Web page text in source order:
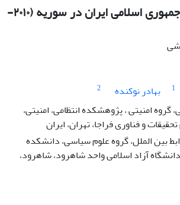
تبیین منافع ملی جمهوری اسلامی ایران در سوریه (۲۰۱۰-
1 بهادر نوکنده
2
گروه امنیتی ، پژوهشکده انتظامی، امنیتی،
و فناوری فراجا، تهران، ایران
بین الملل، گروه علوم سیاسی، دانشکده
آزاد اسلامی واحد شاهرود، شاهرود،